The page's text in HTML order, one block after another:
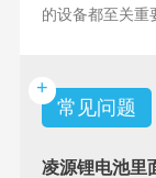
的设备都至关重
+
常见问题
凌源锂电池里